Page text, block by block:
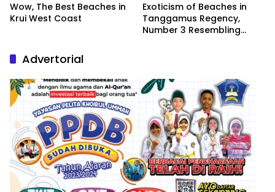
Wow, The Best Beaches in
Krui West Coast
Exoticism of Beaches in
Tanggamus Regency,
Number 3 Resembling
Advertorial